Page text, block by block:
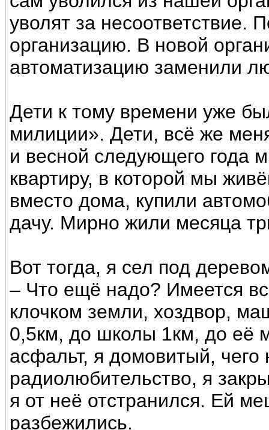
уволят за несоответствие.
организацию. В новой
автоматизацию заменили
Дети к тому времени уже
милиции». Дети, всё же
и весной следующего
квартиру, в которой мы
вместо дома, купили
дачу. Мирно жили месяца
Вот тогда, я сел под
– Что ещё надо? Имеется
клочком земли, хоздвор,
0,5км, до школы 1км, до её
асфальт, я домовитый,
радиолюбительство, я
я от неё отстранился. Ей
разбежились.